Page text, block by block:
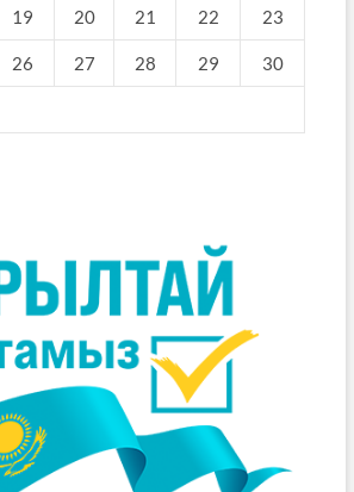
19 20 21 22 23
26 27 28 29 30